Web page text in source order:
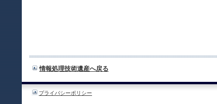
情報処理技術遺産へ戻る
プライバシーポリシー